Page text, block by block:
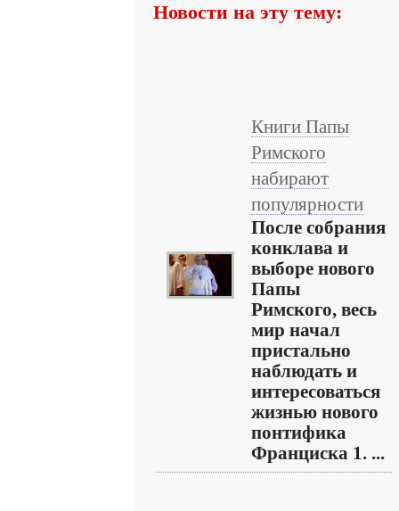
Новости на эту тему:
Книги Папы
Римского
набирают
популярности
После собрания
конклава и
выборе нового
Папы
Римского, весь
мир начал
пристально
наблюдать и
интересоваться
жизнью нового
понтифика
Франциска 1. ...